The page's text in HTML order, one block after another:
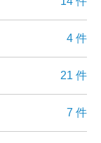
4 件
21 件
7 件